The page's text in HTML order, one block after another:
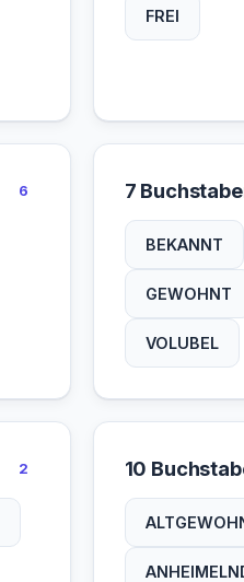
FREI
6 7
BEKANNT
GEWOHNT
VOLUBEL
2 10